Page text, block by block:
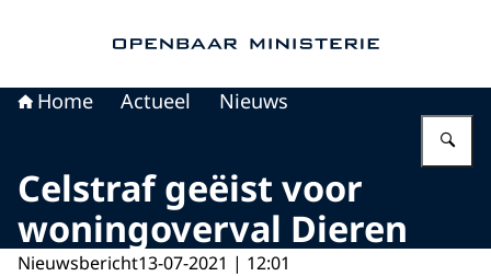
Home Actueel Nieuws
Celstraf geëist voor
woningoverval Dieren
Nieuwsbericht13-07-2021 | 12:01